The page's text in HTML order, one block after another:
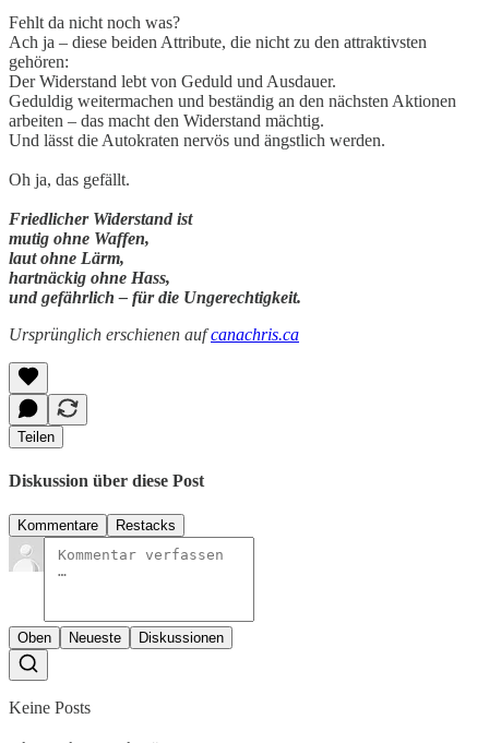
Fehlt da nicht noch was?
Ach ja – diese beiden Attribute, die nicht zu den attraktivsten
gehören:
Der Widerstand lebt von Geduld und Ausdauer.
Geduldig weitermachen und beständig an den nächsten Aktionen
arbeiten – das macht den Widerstand mächtig.
Und lässt die Autokraten nervös und ängstlich werden.
Oh ja, das gefällt.
Friedlicher Widerstand ist
mutig ohne Waffen,
laut ohne Lärm,
hartnäckig ohne Hass,
und gefährlich – für die Ungerechtigkeit.
Ursprünglich erschienen aufcanachris.ca
Teilen
Diskussion über diese Post
Kommentare Restacks
Oben Neueste Diskussionen
Keine Posts